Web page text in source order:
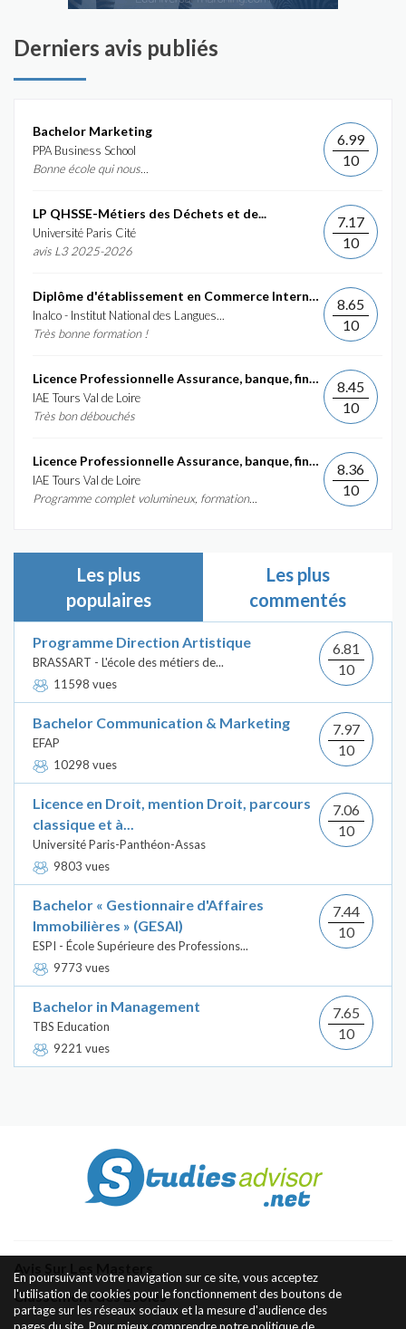
Derniers avis publiés
Bachelor Marketing
PPA Business School
Bonne école qui nous...
6.99
10
LP QHSSE-Métiers des Déchets et de...
Université Paris Cité
avis L3 2025-2026
7.17
10
Diplôme d'établissement en Commerce International et...
Inalco - Institut National des Langues...
Très bonne formation !
8.65
10
Licence Professionnelle Assurance, banque, finance :...
IAE Tours Val de Loire
Très bon débouchés
8.45
10
Licence Professionnelle Assurance, banque, finance :...
IAE Tours Val de Loire
Programme complet volumineux, formation...
8.36
10
Les plus
populaires
Les plus
commentés
Programme Direction Artistique
BRASSART - L'école des métiers de...
11598 vues
6.81
10
Bachelor Communication & Marketing
EFAP
10298 vues
7.97
10
Licence en Droit, mention Droit, parcours
classique et à...
Université Paris-Panthéon-Assas
9803 vues
7.06
10
Bachelor « Gestionnaire d'Affaires
Immobilières » (GESAI)
ESPI - École Supérieure des Professions...
9773 vues
7.44
10
Bachelor in Management
TBS Education
9221 vues
7.65
10
Classement des Écoles
En poursuivant votre navigation sur ce site, vous acceptez
l'utilisation de cookies pour le fonctionnement des boutons de
partage sur les réseaux sociaux et la mesure d'audience des